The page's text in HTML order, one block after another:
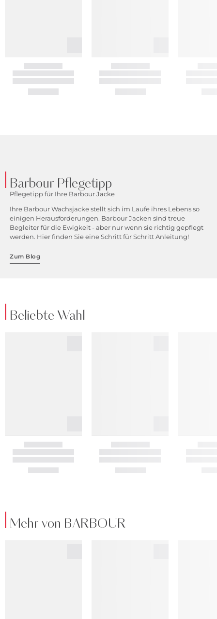
Barbour Pflegetipp
Pflegetipp für Ihre Barbour Jacke
Ihre Barbour Wachsjacke stellt sich im Laufe ihres Lebens so
einigen Herausforderungen. Barbour Jacken sind treue
Begleiter für die Ewigkeit - aber nur wenn sie richtig gepflegt
werden. Hier finden Sie eine Schritt für Schritt Anleitung!
Zum Blog
Beliebte Wahl
Mehr von BARBOUR